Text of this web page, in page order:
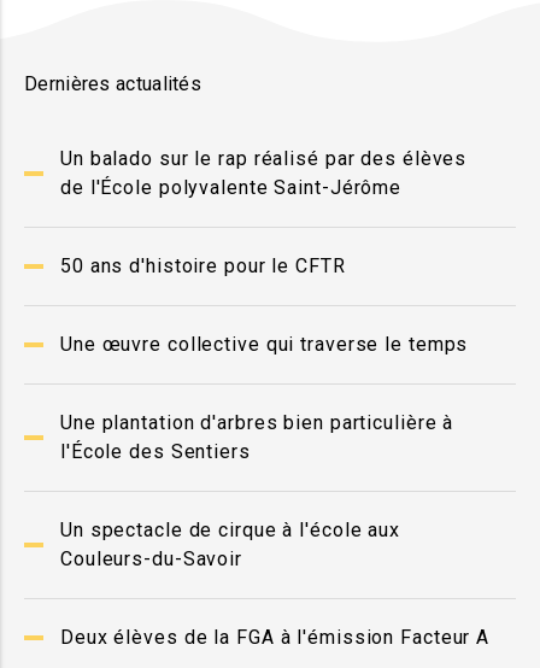
Dernières actualités
Un balado sur le rap réalisé par des élèves
de l'École polyvalente Saint-Jérôme
50 ans d'histoire pour le CFTR
Une œuvre collective qui traverse le temps
Une plantation d'arbres bien particulière à
l'École des Sentiers
Un spectacle de cirque à l'école aux
Couleurs-du-Savoir
Deux élèves de la FGA à l'émission Facteur A